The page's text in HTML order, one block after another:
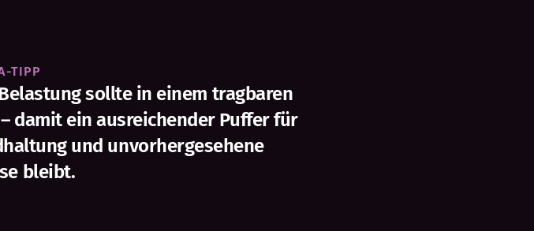
TIPP
sollte in einem tragbaren
damit ein ausreichender Puffer für
und unvorhergesehene
bleibt.